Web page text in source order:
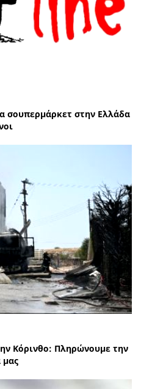
σουπερμάρκετ στην Ελλάδα
Κόρινθο: Πληρώνουμε την
μας